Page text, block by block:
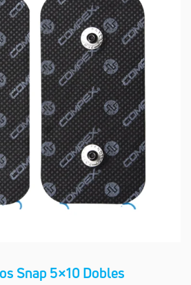
Snap 5×10 Dobles